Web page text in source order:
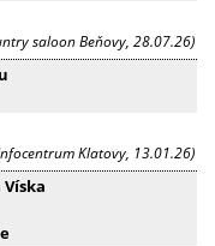
saloon Beňovy, 28.07.26)
Klatovy, 13.01.26)